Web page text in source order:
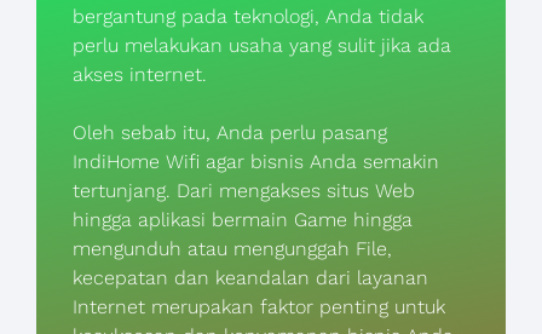
bergantung pada teknologi, Anda tidak
perlu melakukan usaha yang sulit jika ada
akses internet.
Oleh sebab itu, Anda perlu pasang
IndiHome Wifi agar bisnis Anda semakin
tertunjang. Dari mengakses situs Web
hingga aplikasi bermain Game hingga
mengunduh atau mengunggah File,
kecepatan dan keandalan dari layanan
Internet merupakan faktor penting untuk